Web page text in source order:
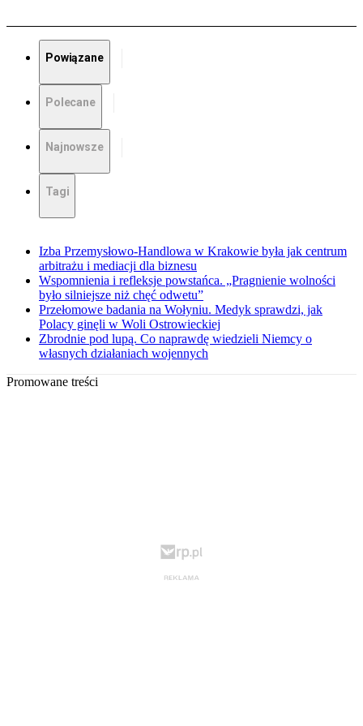
Powiązane
Polecane
Najnowsze
Tagi
Izba Przemysłowo-Handlowa w Krakowie była jak centrum
arbitrażu i mediacji dla biznesu
Wspomnienia i refleksje powstańca. „Pragnienie wolności
było silniejsze niż chęć odwetu”
Przełomowe badania na Wołyniu. Medyk sprawdzi, jak
Polacy ginęli w Woli Ostrowieckiej
Zbrodnie pod lupą. Co naprawdę wiedzieli Niemcy o
własnych działaniach wojennych
Promowane treści